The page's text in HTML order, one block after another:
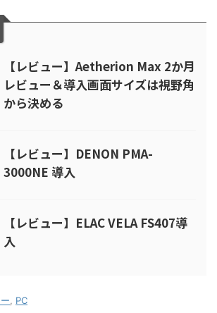
【レビュー】Aetherion Max 2か月
レビュー＆導入画面サイズは視野角
から決める
【レビュー】DENON PMA-
3000NE 導入
【レビュー】ELAC VELA FS407導
入
PC